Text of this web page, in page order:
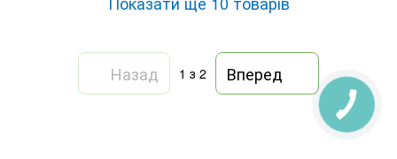
Назад 1 з 2 Вперед